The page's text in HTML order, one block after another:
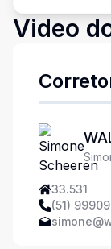
Video
33.531
(51)